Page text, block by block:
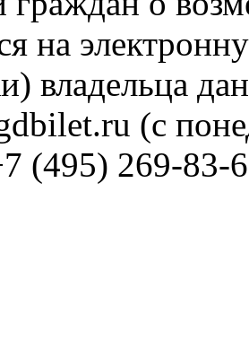
на
владельца
(с
(495) 269-83-